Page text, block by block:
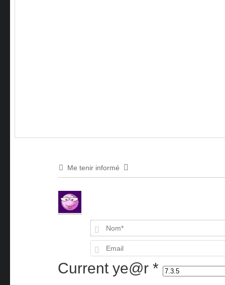
Me tenir informé
Current ye@r *